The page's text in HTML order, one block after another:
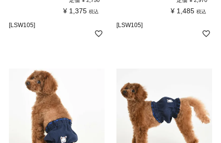
¥ 1,375 税込
[LSW105]
¥ 1,485 税込
[LSW105]